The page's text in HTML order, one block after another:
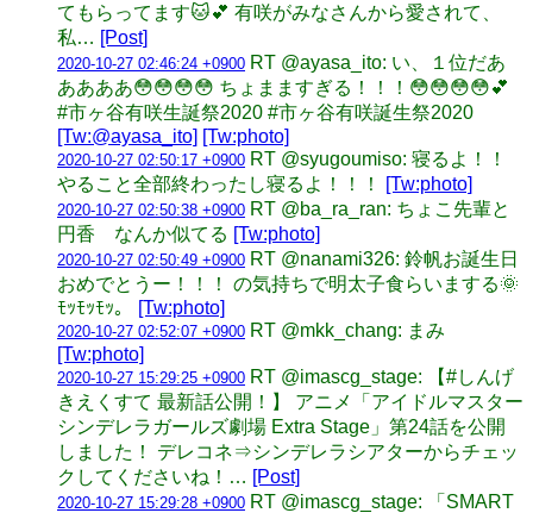
てもらってます🐱💕 有咲がみなさんから愛されて、
私… [Post]
2020-10-27 02:46:24 +0900 RT @ayasa_ito: い、１位だあ
ああああ😳😳😳😳 ちょまますぎる！！！😳😳😳😳💕
#市ヶ谷有咲生誕祭2020 #市ヶ谷有咲誕生祭2020
[Tw:@ayasa_ito] [Tw:photo]
2020-10-27 02:50:17 +0900 RT @syugoumiso: 寝るよ！！
やること全部終わったし寝るよ！！！
[Tw:photo]
2020-10-27 02:50:38 +0900 RT @ba_ra_ran: ちょこ先輩と
円香 なんか似てる [Tw:photo]
2020-10-27 02:50:49 +0900 RT @nanami326: 鈴帆お誕生日
おめでとうー！！！ の気持ちで明太子食らいまする🌞
ﾓｯﾓｯﾓｯ。
[Tw:photo]
2020-10-27 02:52:07 +0900 RT @mkk_chang: まみ
[Tw:photo]
2020-10-27 15:29:25 +0900 RT @imascg_stage: 【#しんげ
きえくすて 最新話公開！】 アニメ「アイドルマスター
シンデレラガールズ劇場 Extra Stage」第24話を公開
しました！ デレコネ⇒シンデレラシアターからチェッ
クしてくださいね！… [Post]
2020-10-27 15:29:28 +0900 RT @imascg_stage: 「SMART